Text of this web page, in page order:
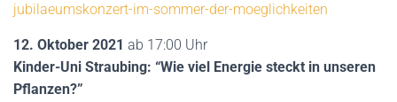
jubilaeumskonzert-im-sommer-der-moeglichkeiten
12. Oktober 2021 ab 17:00 Uhr
Kinder-Uni Straubing: “Wie viel Energie steckt in unseren
Pflanzen?”